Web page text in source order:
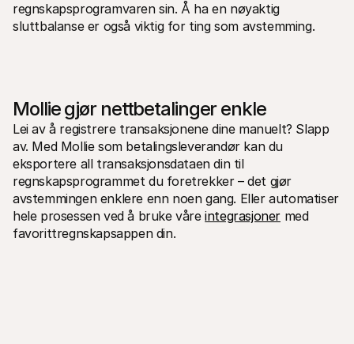
regnskapsprogramvaren sin. Å ha en nøyaktig
sluttbalanse er også viktig for ting som avstemming.
Mollie gjør nettbetalinger enkle
Lei av å registrere transaksjonene dine manuelt? Slapp
av. Med Mollie som betalingsleverandør kan du
eksportere all transaksjonsdataen din til
regnskapsprogrammet du foretrekker – det gjør
avstemmingen enklere enn noen gang. Eller automatiser
hele prosessen ved å bruke våre integrasjoner med
favorittregnskapsappen din.